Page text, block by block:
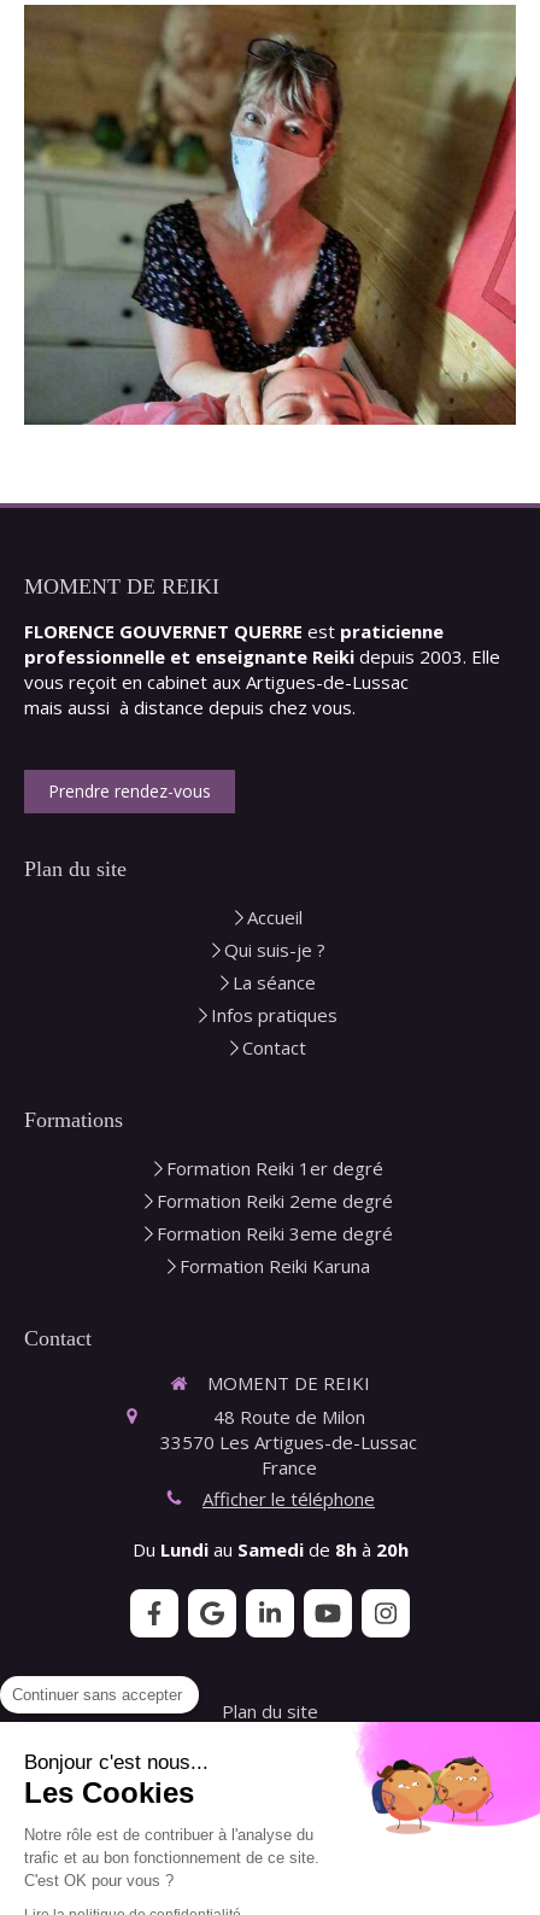
MOMENT DE REIKI
FLORENCE GOUVERNET QUERRE est praticienne
professionnelle et enseignante Reiki depuis 2003. Elle
vous reçoit en cabinet aux Artigues-de-Lussac
mais aussi à distance depuis chez vous.
Prendre rendez-vous
Plan du site
Accueil
Qui suis-je ?
La séance
Infos pratiques
Contact
Formations
Formation Reiki 1er degré
Formation Reiki 2eme degré
Formation Reiki 3eme degré
Formation Reiki Karuna
Contact
MOMENT DE REIKI
48 Route de Milon
33570 Les Artigues-de-Lussac
France
Afficher le téléphone
Du Lundiau Samedide 8hà 20h
Plan du site
Conditions générales de vente de l'Association
Conditions générales de vente de Florence
Continuer sans accepter
Bonjour c'est nous...
Les Cookies
Notre rôle est de contribuer à l'analyse du
trafic et au bon fonctionnement de ce site.
C'est OK pour vous ?